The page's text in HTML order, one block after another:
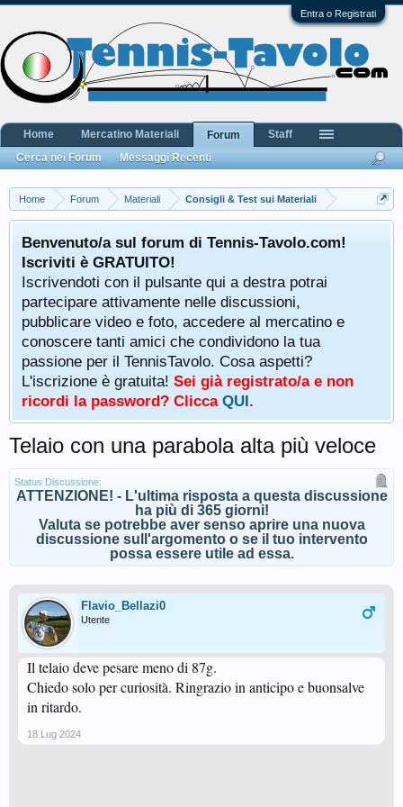
Entra o Registrati
Home Forum Materiali Consigli & Test sui Materiali
Benvenuto/a sul forum di Tennis-Tavolo.com!
Iscriviti è GRATUITO!
Iscrivendoti con il pulsante qui a destra potrai
partecipare attivamente nelle discussioni,
pubblicare video e foto, accedere al mercatino e
conoscere tanti amici che condividono la tua
passione per il TennisTavolo. Cosa aspetti?
L'iscrizione è gratuita! Sei già registrato/a e non
ricordi la password? Clicca QUI.
Telaio con una parabola alta più veloce
Status Discussione:
ATTENZIONE! - L'ultima risposta a questa discussione
ha più di 365 giorni!
Valuta se potrebbe aver senso aprire una nuova
discussione sull'argomento o se il tuo intervento
possa essere utile ad essa.
Flavio_Bellazi0
Utente
Il telaio deve pesare meno di 87g.
Chiedo solo per curiosità. Ringrazio in anticipo e buonsalve
in ritardo.
18 Lug 2024
Home Mercatino Materiali
Forum
Cerca nei Forum
Messaggi Recenti
Staff